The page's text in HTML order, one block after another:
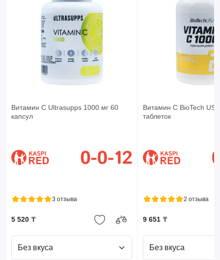
Витамин С Ultrasupps 1000 мг 60
капсул
3 отзыва
5 520 ₸
Без вкуса
Витамин C BioTech
таблеток
2 отзыва
9 651 ₸
Без вкуса